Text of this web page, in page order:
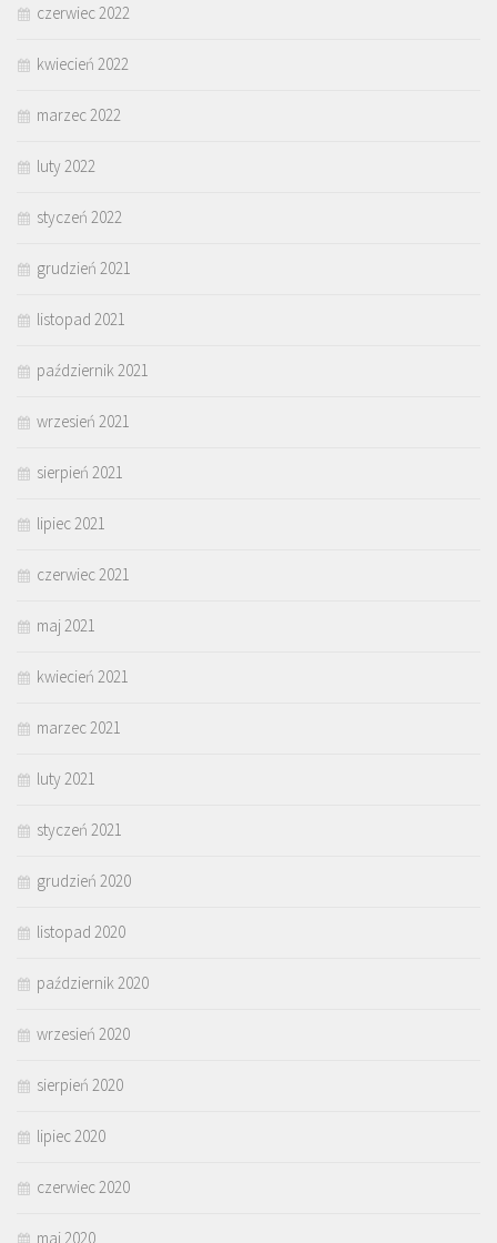
czerwiec 2022
kwiecień 2022
marzec 2022
luty 2022
styczeń 2022
grudzień 2021
listopad 2021
październik 2021
wrzesień 2021
sierpień 2021
lipiec 2021
czerwiec 2021
maj 2021
kwiecień 2021
marzec 2021
luty 2021
styczeń 2021
grudzień 2020
listopad 2020
październik 2020
wrzesień 2020
sierpień 2020
lipiec 2020
czerwiec 2020
maj 2020